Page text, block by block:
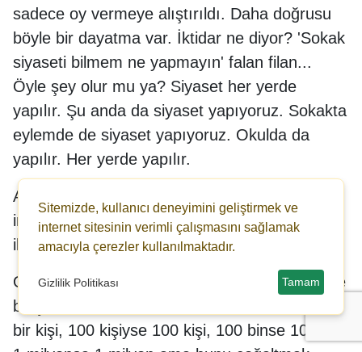
sadece oy vermeye alıştırıldı. Daha doğrusu
böyle bir dayatma var. İktidar ne diyor? 'Sokak
siyaseti bilmem ne yapmayın' falan filan...
Öyle şey olur mu ya? Siyaset her yerde
yapılır. Şu anda da siyaset yapıyoruz. Sokakta
eylemde de siyaset yapıyoruz. Okulda da
yapılır. Her yerde yapılır.
Ama oy kullanmak önemlidir. Önemliyse
insanların attıkları oyla vicdani ve bilinçli bir
ilişki kurması gerekir.
Oy madem çok değerli, o zaman taktik oy diye
bir şey olmaz. Oy sizin kimliğinizdir. Bir kişiyse
bir kişi, 100 kişiyse 100 kişi, 100 binse 100 bin,
Sitemizde, kullanıcı deneyimini geliştirmek ve
internet sitesinin verimli çalışmasını sağlamak
amacıyla çerezler kullanılmaktadır.
Gizlilik Politikası Tamam